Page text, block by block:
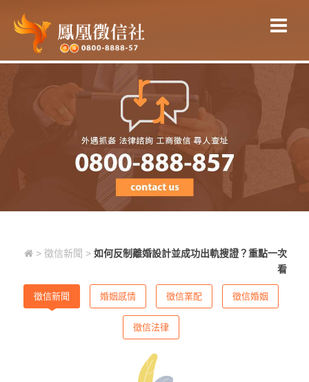
重點一次看
> 徵信新聞 > 如何反制離婚設計並成功出軌搜證？重點一次
看
徵信新聞 婚姻感情 徵信業配 徵信婚姻
徵信法律